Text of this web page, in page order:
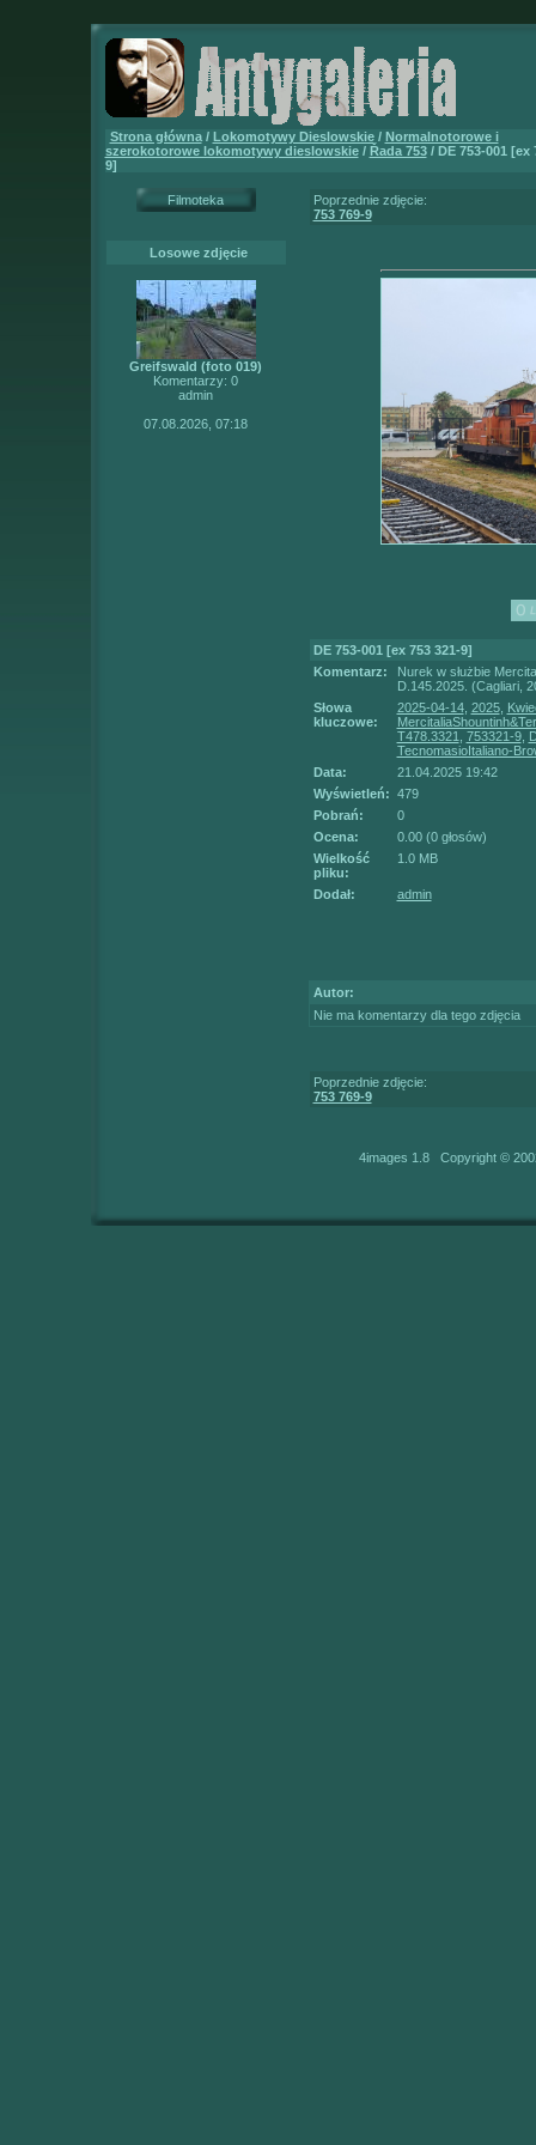
Strona główna/ Lokomotywy Dieslowskie/ Normalnotorowe i
szerokotorowe lokomotywy dieslowskie/ Řada 753/ DE 753-001 [ex
9]
Filmoteka
Losowe zdjęcie
Greifswald (foto 019)
Komentarzy: 0
admin
07.08.2026, 07:18
Poprzednie zdjęcie:
753 769-9
DE 753-001 [ex 753 321-9]
Komentarz:
Nurek w służbie
D.145.2025. (Cagliari,
Słowa
kluczowe:
2025-04-14, 2025,
T478.3321
753321-9,
TecnomasioItaliano-
Data:
21.04.2025 19:42
Wyświetleń: 479
Pobrań:
0
Ocena:
0.00 (0 głosów)
Wielkość
pliku:
1.0 MB
Dodał: admin
Autor:
Nie ma komentarzy dla tego zdjęcia
Poprzednie zdjęcie:
753 769-9
4images 1.8 Copyright ©